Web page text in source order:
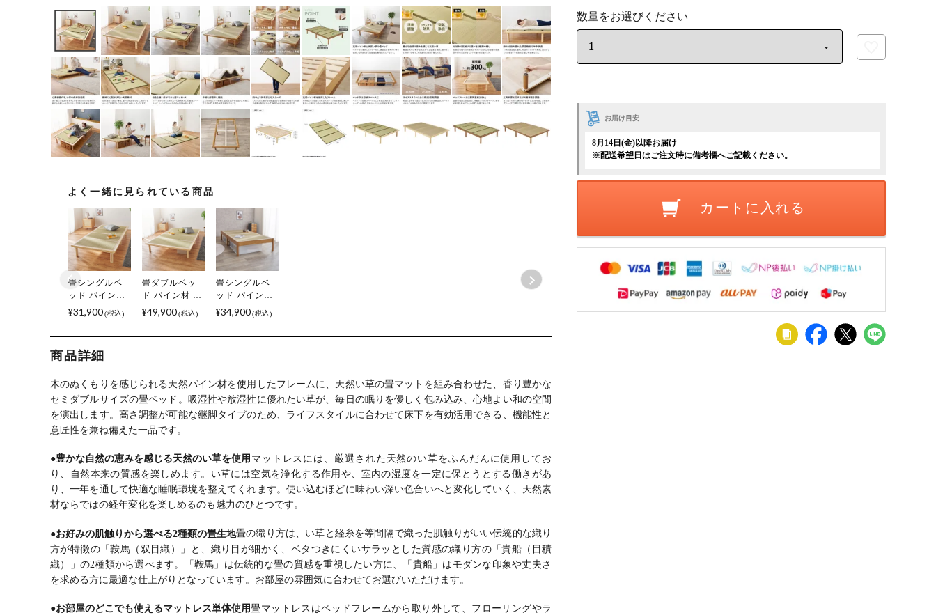
よく一緒に見られている商品
畳シングルベ
ッド パイン材
ベッドフレー
ム い草 畳ベッ
納 すのこベッ
さ調節 和モダ
ン ナチュラル
ブラウン キフ
ネ クラマ
¥31,900 税込
畳ダブルベッ
ド パイン材 ベ
ッドフレーム
い草 畳ベッド
調節 和モダン
ナチュラル ブ
ラウン キフネ
クラマ
¥49,900 税込
畳シングルベ
ッド パイン材
ベッドフレー
ム 畳ベッド 床
組立 和モダン
ブラウン ナチ
ュラル キフネ
クラマ
¥34,900 税込
商品詳細
木のぬくもりを感じられる天然パイン材を使用したフレームに、天然い草の畳マットを組み合わせた、香り豊かな
セミダブルサイズの畳ベッド。 吸湿性や放湿性に優れたい草が、毎日の眠りを優しく包み込み、心地よい和の空間
を演出します。 高さ調整が可能な継脚タイプのため、ライフスタイルに合わせて床下を有効活用できる、機能性と
意匠性を兼ね備えた一品です。
●豊かな自然の恵みを感じる天然のい草を使用 マットレスには、厳選された天然のい草をふんだんに使用してお
り、自然本来の質感を楽しめます。 い草には空気を浄化する作用や、室内の湿度を一定に保とうとする働きがあ
り、一年を通して快適な睡眠環境を整えてくれます。 使い込むほどに味わい深い色合いへと変化していく、天然素
材ならではの経年変化を楽しめるのも魅力のひとつです。
●お好みの肌触りから選べる2種類の畳生地畳の織り方は、い草と経糸を等間隔で織った肌触りがいい伝統的な織り
方が特徴の「鞍馬（双目織）」と、織り目が細かく、ベタつきにくいサラッとした質感の織り方の「貴船（目積
織）」の2種類から選べます。
「鞍馬」は伝統的な畳の質感を重視したい方に、「貴船」はモダンな印象や丈夫さ
を求める方に最適な仕上がりとなっています。 お部屋の雰囲気に合わせてお選びいただけます。
●お部屋のどこでも使えるマットレス単体使用畳マットレスはベッドフレームから取り外して、フローリングやラ
お届け目安
8月14日(金)以降お届け
※配送希望日はご注文時に備考欄へご記載ください。
カートに入れる